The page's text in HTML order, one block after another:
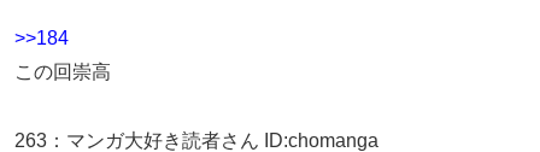
>>184
この回崇高
263 ： マンガ大好き読者さん ID:chomanga